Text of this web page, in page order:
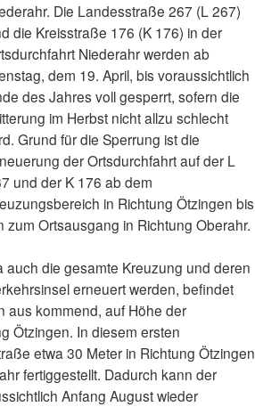
Die Landesstraße 267 (L 267)
die Kreisstraße 176 (K 176) in der
Niederahr werden ab
dem 19. April, bis voraussichtlich
des Jahres voll gesperrt, sofern die
im Herbst nicht allzu schlecht
Grund für die Sperrung ist die
der Ortsdurchfahrt auf der L
und der K 176 ab dem
in Richtung Ötzingen bis
zum Ortsausgang in Richtung Oberahr.
auch die gesamte Kreuzung und deren
erneuert werden, befindet
aus kommend, auf Höhe der
Ötzingen. In diesem ersten
etwa 30 Meter in Richtung Ötzingen
fertiggestellt. Dadurch kann der
Anfang August wieder